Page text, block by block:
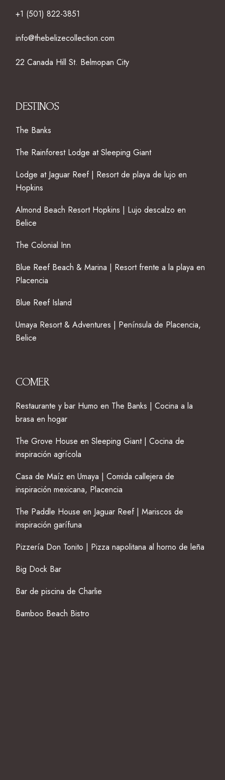
+1 (501) 822-3851
info@thebelizecollection.com
22 Canada Hill St. Belmopan City
DESTINOS
The Banks
The Rainforest Lodge at Sleeping Giant
Lodge at Jaguar Reef | Resort de playa de lujo en
Hopkins
Almond Beach Resort Hopkins | Lujo descalzo en
Belice
The Colonial Inn
Blue Reef Beach & Marina | Resort frente a la playa en
Placencia
Blue Reef Island
Umaya Resort & Adventures | Península de Placencia,
Belice
COMER
Restaurante y bar Humo en The Banks | Cocina a la
brasa en hogar
The Grove House en Sleeping Giant | Cocina de
inspiración agrícola
Casa de Maíz en Umaya | Comida callejera de
inspiración mexicana, Placencia
The Paddle House en Jaguar Reef | Mariscos de
inspiración garífuna
Pizzería Don Tonito | Pizza napolitana al horno de leña
Big Dock Bar
Bar de piscina de Charlie
Bamboo Beach Bistro